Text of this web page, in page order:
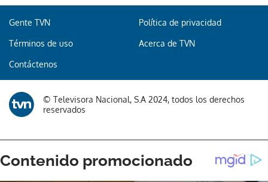
Gente TVN Política de privacidad
Términos de uso Acerca de TVN
Contáctenos
© Televisora Nacional, S.A 2024, todos los derechos
reservados